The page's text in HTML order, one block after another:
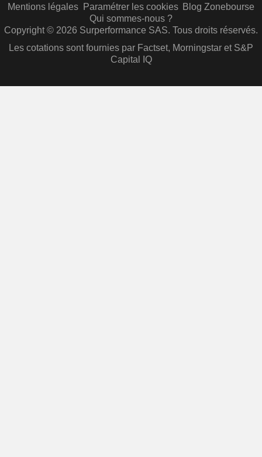
Mentions légales Paramétrer les cookies Blog Zonebourse
Qui sommes-nous ?
Copyright © 2026 Surperformance SAS. Tous droits réservés.
Les cotations sont fournies par Factset, Morningstar et S&P
Capital IQ